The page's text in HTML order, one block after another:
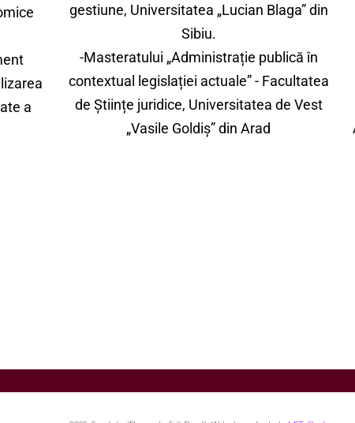
a
gestiune, Universitatea „Lucian Blaga” din
Sibiu.
-Masteratului „Administrație publică în
contextual legislației actuale” - Facultatea
de Științe juridice, Universitatea de Vest
„Vasile Goldiș” din Arad